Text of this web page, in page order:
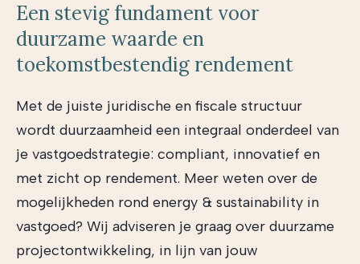
Een stevig fundament voor
duurzame waarde en
toekomstbestendig rendement
Met de juiste juridische en fiscale structuur
wordt duurzaamheid een integraal onderdeel van
je vastgoedstrategie: compliant, innovatief en
met zicht op rendement. Meer weten over de
mogelijkheden rond energy & sustainability in
vastgoed? Wij adviseren je graag over duurzame
projectontwikkeling, in lijn van jouw